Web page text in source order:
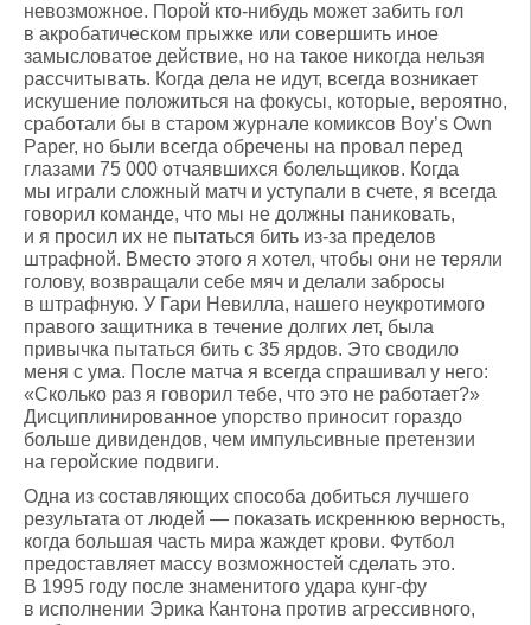
невозможное. Порой кто-нибудь может забить гол
в акробатическом прыжке или совершить иное
замысловатое действие, но на такое никогда нельзя
рассчитывать. Когда дела не идут, всегда возникает
искушение положиться на фокусы, которые, вероятно,
сработали бы в старом журнале комиксов Boy’s Own
Paper, но были всегда обречены на провал перед
глазами 75 000 отчаявшихся болельщиков. Когда
мы играли сложный матч и уступали в счете, я всегда
говорил команде, что мы не должны паниковать,
и я просил их не пытаться бить из-за пределов
штрафной. Вместо этого я хотел, чтобы они не теряли
голову, возвращали себе мяч и делали забросы
в штрафную. У Гари Невилла, нашего неукротимого
правого защитника в течение долгих лет, была
привычка пытаться бить с 35 ярдов. Это сводило
меня с ума. После матча я всегда спрашивал у него:
«Сколько раз я говорил тебе, что это не работает?»
Дисциплинированное упорство приносит гораздо
больше дивидендов, чем импульсивные претензии
на геройские подвиги.
Одна из составляющих способа добиться лучшего
результата от людей — показать искреннюю верность,
когда большая часть мира жаждет крови. Футбол
предоставляет массу возможностей сделать это.
В 1995 году после знаменитого удара кунг-фу
в исполнении Эрика Кантона против агрессивного,